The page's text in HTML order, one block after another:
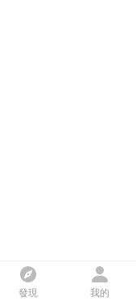
發現 我的